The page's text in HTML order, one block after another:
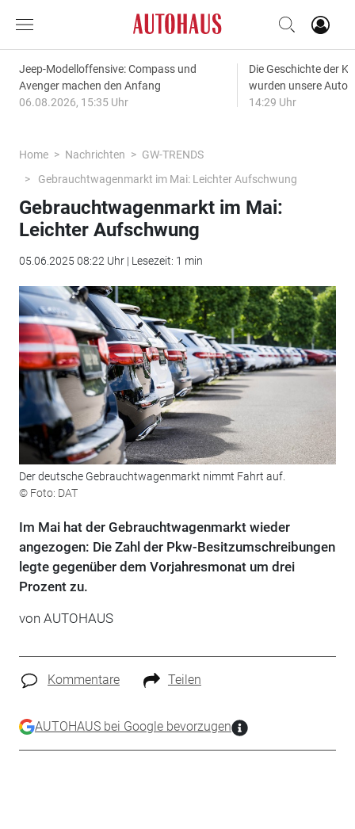
Jeep-Modelloffensive: Compass und
Avenger machen den Anfang
06.08.2026, 15:35 Uhr
Die Geschichte der
wurden unsere
14:29 Uhr
Home Nachrichten
GW-TRENDS
Gebrauchtwagenmarkt im Mai: Leichter Aufschwung
Gebrauchtwagenmarkt im Mai:
Leichter Aufschwung
05.06.2025 08:22 Uhr | Lesezeit: 1 min
Der deutsche Gebrauchtwagenmarkt nimmt Fahrt auf.
© Foto: DAT
Im Mai hat der Gebrauchtwagenmarkt wieder
angezogen: Die Zahl der Pkw-Besitzumschreibungen
legte gegenüber dem Vorjahresmonat um drei
Prozent zu.
von AUTOHAUS
Kommentare Teilen
AUTOHAUS bei Google bevorzugen